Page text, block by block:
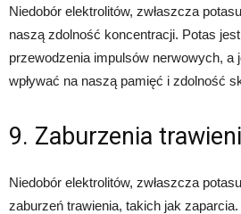
Niedobór elektrolitów, zwłaszcza
naszą zdolność koncentracji. Potas
przewodzenia impulsów nerwowych, a
wpływać na naszą pamięć i zdolność
9. Zaburzenia
Niedobór elektrolitów, zwłaszcza
zaburzeń trawienia, takich jak